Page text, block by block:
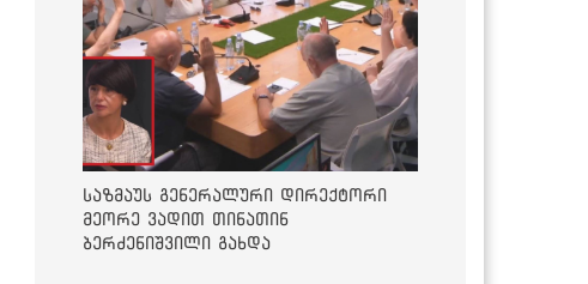
საზმაუს გენერალური დირექტორი
მეორე ვადით თინათინ
ბერძენიშვილი გახდა